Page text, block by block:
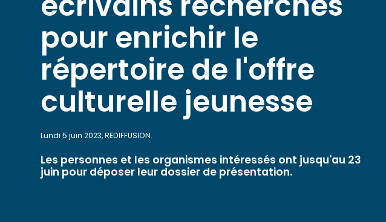
pour enrichir le
répertoire de l'offre
culturelle jeunesse
Lundi 5 juin 2023, REDIFFUSION.
Les personnes et les organismes intéressés ont jusqu'au 23
juin pour déposer leur dossier de présentation.